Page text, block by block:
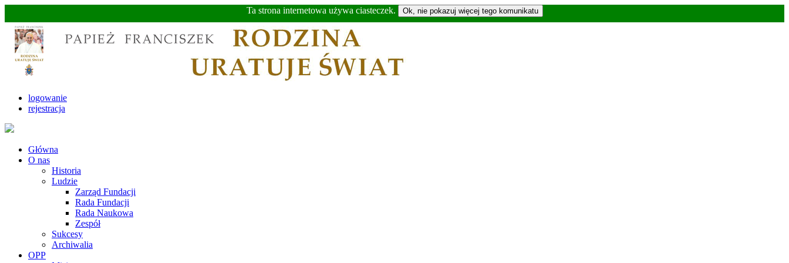
Ta strona internetowa używa ciasteczek.
logowanie
rejestracja
Główna
O nas
Historia
Ludzie
Zarząd Fundacji
Rada Fundacji
Rada Naukowa
Zespół
Sukcesy
Archiwalia
OPP